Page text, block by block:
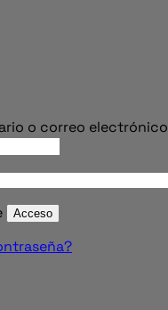
o correo electrónico
Acceso